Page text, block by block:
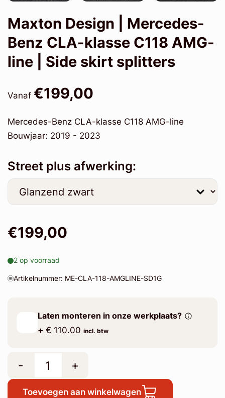
Maxton Design | Mercedes-
Benz CLA-klasse C118 AMG-
line | Side skirt splitters
Vanaf €199,00
Mercedes-Benz CLA-klasse C118 AMG-line
Bouwjaar: 2019 - 2023
Street plus afwerking:
€199,00
2 op voorraad
Artikelnummer: ME-CLA-118-AMGLINE-SD1G
Laten monteren in onze werkplaats?
+ € 110.00 incl. btw
- +
Toevoegen aan winkelwagen